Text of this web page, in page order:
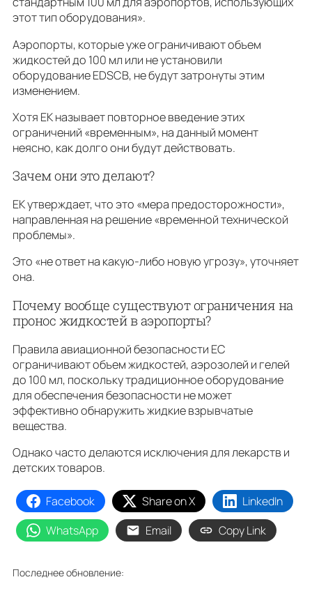
этот тип оборудования».
Аэропорты, которые уже ограничивают объем
жидкостей до 100 мл или не установили
оборудование EDSCB, не будут затронуты этим
изменением.
Хотя ЕК называет повторное введение этих
ограничений «временным», на данный момент
неясно, как долго они будут действовать.
Зачем они это делают?
ЕК утверждает, что это «мера предосторожности»,
направленная на решение «временной технической
проблемы».
Это «не ответ на какую-либо новую угрозу», уточняет
она.
Почему вообще существуют ограничения на
пронос жидкостей в аэропорты?
Правила авиационной безопасности ЕС
ограничивают объем жидкостей, аэрозолей и гелей
до 100 мл, поскольку традиционное оборудование
для обеспечения безопасности не может
эффективно обнаружить жидкие взрывчатые
вещества.
Однако часто делаются исключения для лекарств и
детских товаров.
Facebook Share on X
LinkedIn
WhatsApp
Email Copy Link
Последнее обновление: